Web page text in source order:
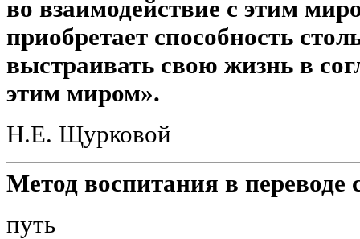
во взаимодействие с этим
приобретает способность
выстраивать свою жизнь в
этим миром».
Н.Е. Щурковой
Метод воспитания в переводе
путь